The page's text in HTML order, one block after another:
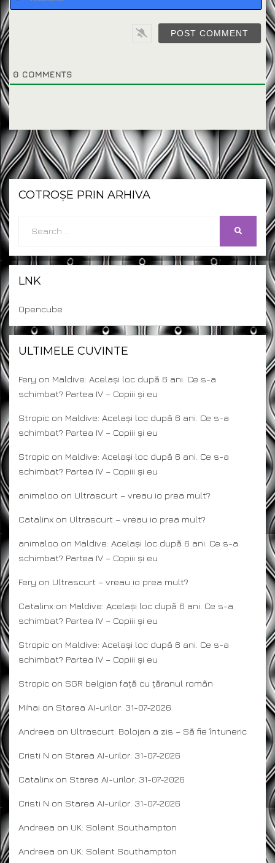
0 COMMENTS
COTROȘE PRIN ARHIVA
SEARCH
LNK
Opencube
ULTIMELE CUVINTE
Fery on Maldive: Același loc după 6 ani. Ce s-a
schimbat? Partea IV – Copiii și eu
Stropic on Maldive: Același loc după 6 ani. Ce s-a
schimbat? Partea IV – Copiii și eu
Stropic on Maldive: Același loc după 6 ani. Ce s-a
schimbat? Partea IV – Copiii și eu
animaloo on Ultrascurt – vreau io prea mult?
Catalinx on Ultrascurt – vreau io prea mult?
animaloo on Maldive: Același loc după 6 ani. Ce s-a
schimbat? Partea IV – Copiii și eu
Fery on Ultrascurt – vreau io prea mult?
Catalinx on Maldive: Același loc după 6 ani. Ce s-a
schimbat? Partea IV – Copiii și eu
Stropic on Maldive: Același loc după 6 ani. Ce s-a
schimbat? Partea IV – Copiii și eu
Stropic on SGR belgian față cu țăranul român
Mihai on Starea AI-urilor: 31-07-2026
Andreea on Ultrascurt: Bolojan a zis – Să fie întuneric
Cristi N on Starea AI-urilor: 31-07-2026
Catalinx on Starea AI-urilor: 31-07-2026
Cristi N on Starea AI-urilor: 31-07-2026
Andreea on UK: Solent Southampton
Andreea on UK: Solent Southampton